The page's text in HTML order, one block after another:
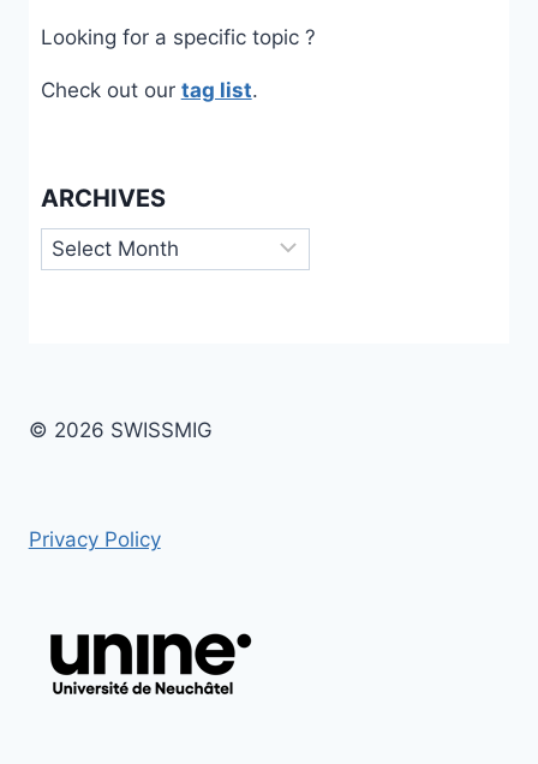
Looking for a specific topic ?
Check out our tag list.
ARCHIVES
Archives
© 2026 SWISSMIG
Privacy Policy